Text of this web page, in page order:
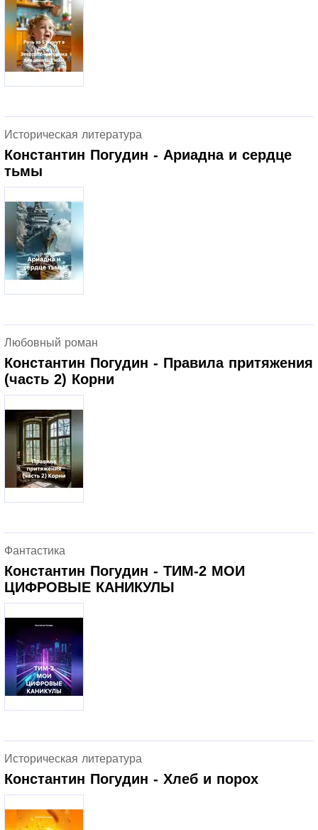
Историческая литература
Константин Погудин - Ариадна и сердце
тьмы
Любовный роман
Константин Погудин - Правила притяжения
(часть 2) Корни
Фантастика
Константин Погудин - ТИМ-2 МОИ
ЦИФРОВЫЕ КАНИКУЛЫ
Историческая литература
Константин Погудин - Хлеб и порох